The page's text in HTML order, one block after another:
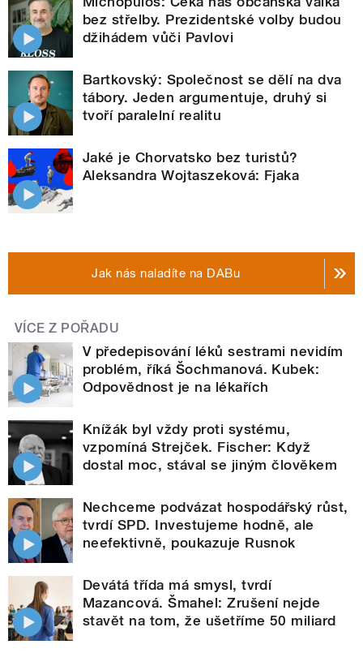
bez střelby. Prezidentské volby budou
džihádem vůči Pavlovi
Bartkovský: Společnost se dělí na dva
tábory. Jeden argumentuje, druhý si
tvoří paralelní realitu
Jaké je Chorvatsko bez turistů?
Aleksandra Wojtaszeková: Fjaka
Jak nás naladíte na DABu
VÍCE Z POŘADU
V předepisování léků sestrami nevidím
problém, říká Šochmanová. Kubek:
Odpovědnost je na lékařích
Knížák byl vždy proti systému,
vzpomíná Strejček. Fischer: Když
dostal moc, stával se jiným člověkem
Nechceme podvázat hospodářský růst,
tvrdí SPD. Investujeme hodně, ale
neefektivně, poukazuje Rusnok
Devátá třída má smysl, tvrdí
Mazancová. Šmahel: Zrušení nejde
stavět na tom, že ušetříme 50 miliard